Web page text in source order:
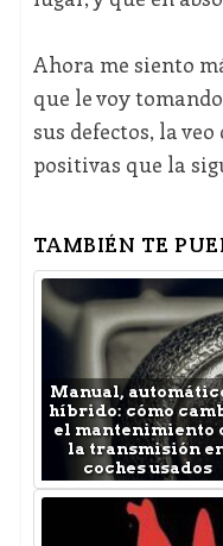
Ahora me siento
que le voy
sus defectos, la
positivas que la
TAMBIÉN TE
Manual,
híbrido: cómo
el mantenimiento
la transmisión
coches usados